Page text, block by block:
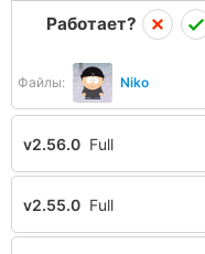
Файлы: Niko
Работает?
v2.56.0 Full
v2.55.0 Full